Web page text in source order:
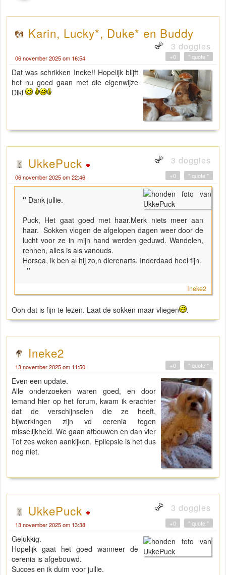
Karin, Lucky*, Duke* en Buddy
3 doggies
06 november 2025 om 16:54 " quote "
+0
Dat was schrikken Ineke!! Hopelijk blijft
het nu goed gaan met die eigenwijze
Diki
UkkePuck 3 doggies
06 november 2025 om 22:46 " quote "
+0
" Dank jullie.
Puck, Het gaat goed met haar.Merk niets meer aan
haar. Sokken vlogen de afgelopen dagen weer door de
lucht voor ze in mijn hand werden geduwd. Wandelen,
rennen, alles is als vanouds.
Horsea, ik ben al hij zo,n dierenarts. Inderdaad heel fijn.
"
Ineke2
Ooh dat is fijn te lezen. Laat de sokken maar vliegen .
Ineke2
13 november 2025 om 11:50 " quote "
+0
Even een update.
Alle onderzoeken waren goed, en door
iemand hier op het forum, kwam ik erachter
dat de verschijnselen die ze heeft,
bijwerkingen zijn vd cerenia tegen
misselijkheid. We gaan afbouwen en dan vier
Tot zes weken aankijken. Epilepsie is het dus
nog niet.
UkkePuck 3 doggies
13 november 2025 om 13:38 " quote "
+0
Gelukkig.
Hopelijk gaat het goed wanneer de
cerenia is afgebouwd.
Succes en ik duim voor jullie.